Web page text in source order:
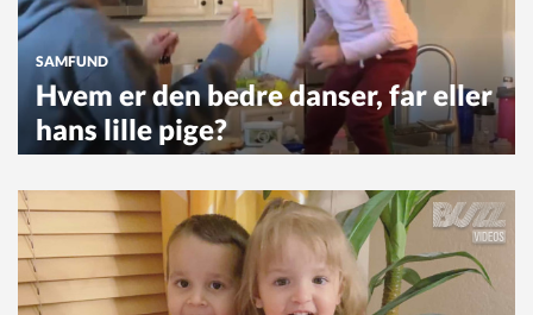
SAMFUND
Hvem er den bedre danser, far eller
hans lille pige?